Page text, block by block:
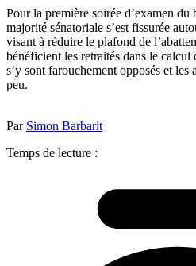
Pour la première soirée d’examen du
majorité sénatoriale s’est fissurée
visant à réduire le plafond de
bénéficient les retraités dans le calcul
s’y sont farouchement opposés et les
peu.
Par Simon Barbarit
Temps de lecture :